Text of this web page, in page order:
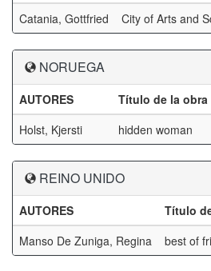
Catania, Gottfried
City of Arts and
NORUEGA
AUTORES Título de la obra
Holst, Kjersti
hidden woman
REINO UNIDO
AUTORES Título
Manso De Zuniga, Regina
best of